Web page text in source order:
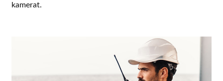
kamerat.